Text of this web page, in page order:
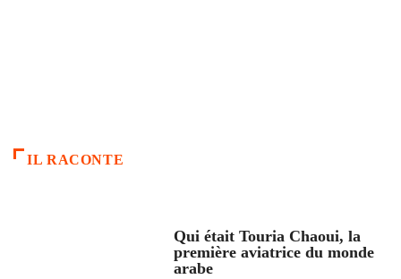
IL RACONTE
Qui était Touria Chaoui, la
première aviatrice du monde
arabe